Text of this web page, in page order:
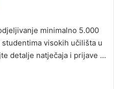
minimalno 5.000
visokih učilišta u
detalje natječaja i prijave …